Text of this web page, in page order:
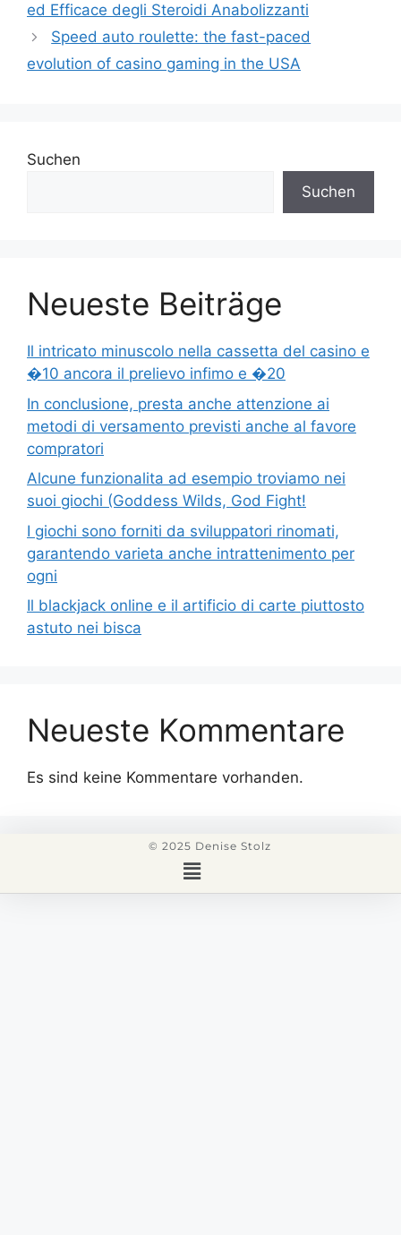
ed Efficace degli Steroidi Anabolizzanti
Speed auto roulette: the fast-paced
evolution of casino gaming in the USA
Suchen
Suchen
Neueste Beiträge
Il intricato minuscolo nella cassetta del casino e
�10 ancora il prelievo infimo e �20
In conclusione, presta anche attenzione ai
metodi di versamento previsti anche al favore
compratori
Alcune funzionalita ad esempio troviamo nei
suoi giochi (Goddess Wilds, God Fight!
I giochi sono forniti da sviluppatori rinomati,
garantendo varieta anche intrattenimento per
ogni
Il blackjack online e il artificio di carte piuttosto
astuto nei bisca
Neueste Kommentare
Es sind keine Kommentare vorhanden.
© 2025 Denise Stolz